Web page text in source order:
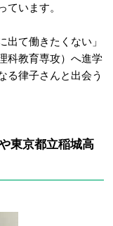
います。
て働きたくない」
科教育専攻）へ進学
る律子さんと出会う
東京都立稲城高